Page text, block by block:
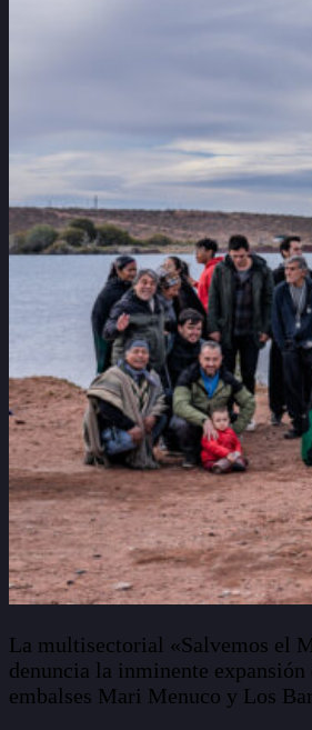
La multisectorial «Salvemos el
denuncia la inminente
embalses Mari Menuco y Los